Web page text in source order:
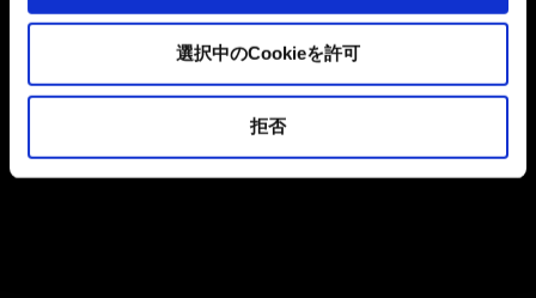
選択中のCookieを許可
拒否